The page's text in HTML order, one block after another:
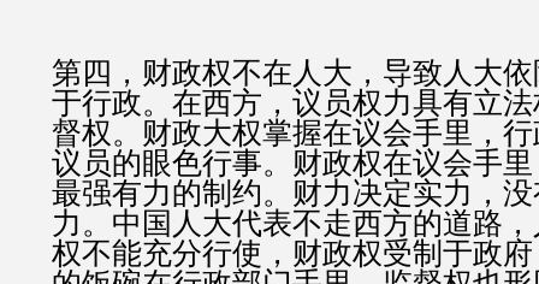
第四，财政权不在人大，导致人大
于行政。在西方，议员权力具有立
督权。财政大权掌握在议会手里，
议员的眼色行事。财政权在议会手
最强有力的制约。财力决定实力，
力。中国人大代表不走西方的道路
权不能充分行使，财政权受制于政